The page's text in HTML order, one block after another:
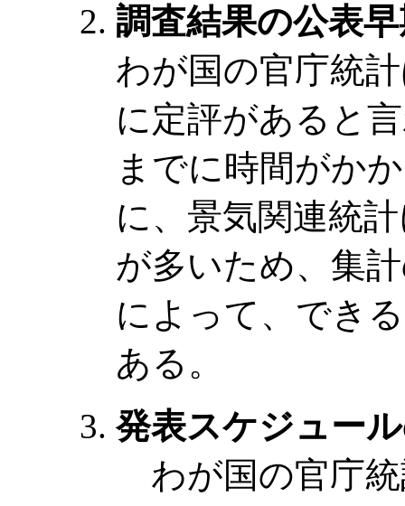
調査結果の公表
わが国の官庁統
に定評があると
までに時間がか
に、景気関連統
が多いため、集
によって、でき
ある。
発表スケジュー
わが国の官庁統